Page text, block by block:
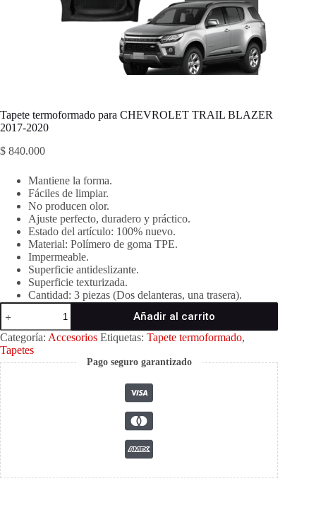
Tapete termoformado para CHEVROLET TRAIL BLAZER
2017-2020
$ 840.000
Mantiene la forma.
Fáciles de limpiar.
No producen olor.
Ajuste perfecto, duradero y práctico.
Estado del artículo: 100% nuevo.
Material: Polímero de goma TPE.
Impermeable.
Superficie antideslizante.
Superficie texturizada.
Cantidad: 3 piezas (Dos delanteras, una trasera).
Tapete
termoformado
para
CHEVROLET
TRAIL
BLAZER
2017-
2020
cantidad
Añadir al carrito
Categoría: Accesorios Etiquetas: Tapete termoformado,
Tapetes
Pago seguro garantizado